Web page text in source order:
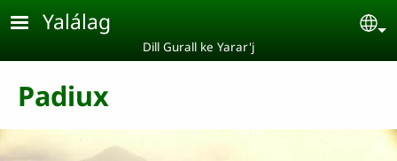
Pasar al contenido principal
Yalálag
Dill Gurall ke Yarar'j
Padiux